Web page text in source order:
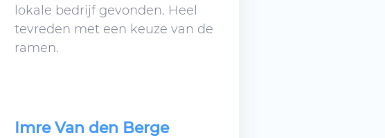
lokale bedrijf gevonden. Heel
tevreden met een keuze van de
ramen.
Imre Van den Berge